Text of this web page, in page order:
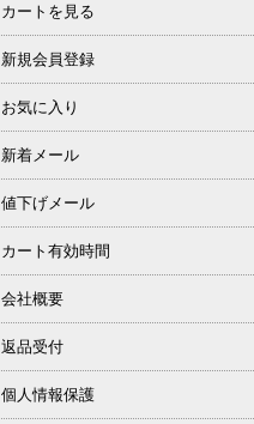
カートを見る
新規会員登録
お気に入り
新着メール
値下げメール
カート有効時間
会社概要
返品受付
個人情報保護